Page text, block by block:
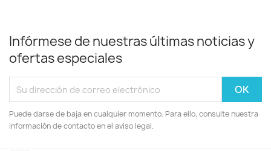
Infórmese de nuestras últimas noticias y
ofertas especiales
Puede darse de baja en cualquier momento. Para ello, consulte nuestra
información de contacto en el aviso legal.